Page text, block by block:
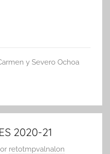
y Severo Ochoa
2020-21
retotmpvalnalon